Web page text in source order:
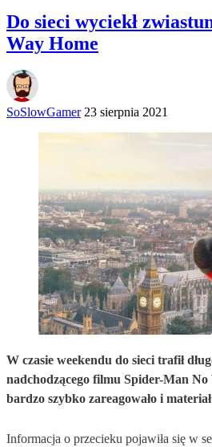
Do sieci wyciekł
Way Home
SoSlowGamer 23 sierpnia 2021
W czasie weekendu do sieci trafił
nadchodzącego filmu Spider-Man
bardzo szybko zareagowało i
Informacja o przecieku pojawiła się w